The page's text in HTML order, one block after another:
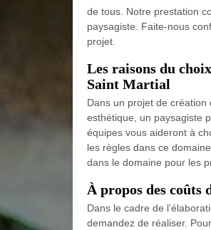
de tous. Notre prestation
paysagiste. Faite-nous
projet.
Les raisons du
Saint Martial
Dans un projet de création
esthétique, un paysagiste
équipes vous aideront à
les règles dans ce
dans le domaine pour les
À propos des coûts
Dans le cadre de
demandez de réaliser.